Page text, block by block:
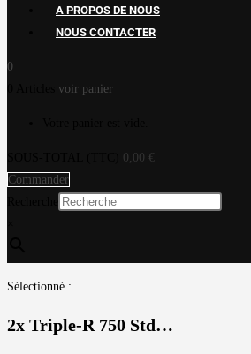
A PROPOS DE NOUS
NOUS CONTACTER
0
voir panier
0,00 €
Commander
Sélectionné :
2x Triple-R 750 Std…